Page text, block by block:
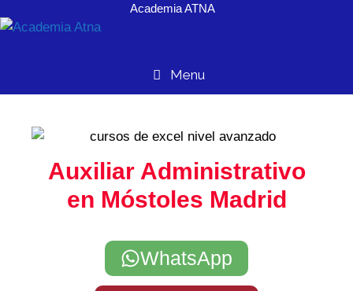
Academia ATNA
Menu
Auxiliar Administrativo
en Móstoles Madrid
WhatsApp